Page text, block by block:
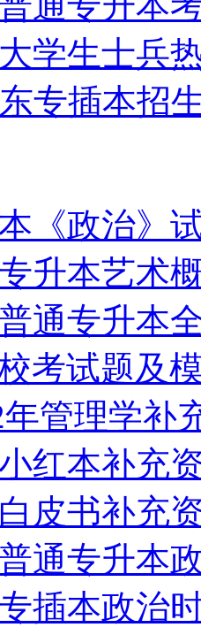
学生士兵
专插本招
《政治》
升本艺术
通专升本
考试题及
管理学补
红本补充
皮书补充
通专升本
插本政治